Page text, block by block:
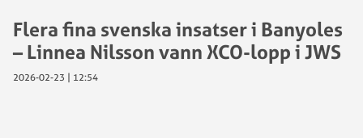
Flera fina svenska insatser i Banyoles
– Linnea Nilsson vann XCO-lopp i JWS
2026-02-23 | 12:54